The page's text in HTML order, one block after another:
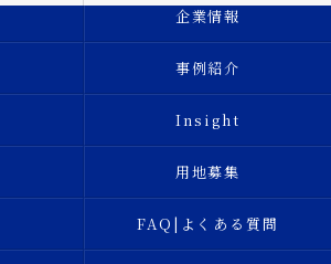
企業情報
事例紹介
Insight
用地募集
FAQ|よくある質問